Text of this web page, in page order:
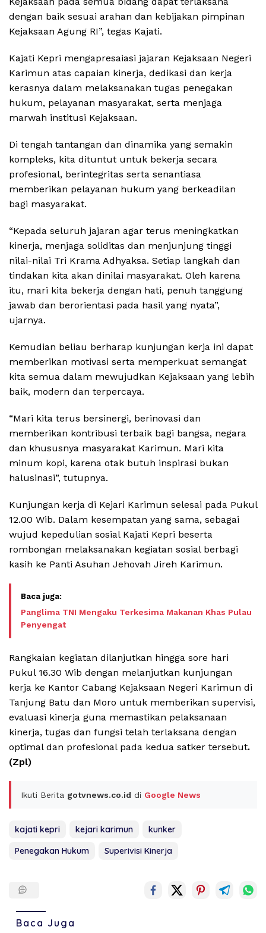
dengan baik sesuai arahan dan kebijakan pimpinan
Kejaksaan Agung RI”, tegas Kajati.
Kajati Kepri mengapresaiasi jajaran Kejaksaan Negeri
Karimun atas capaian kinerja, dedikasi dan kerja
kerasnya dalam melaksanakan tugas penegakan
hukum, pelayanan masyarakat, serta menjaga
marwah institusi Kejaksaan.
Di tengah tantangan dan dinamika yang semakin
kompleks, kita dituntut untuk bekerja secara
profesional, berintegritas serta senantiasa
memberikan pelayanan hukum yang berkeadilan
bagi masyarakat.
“Kepada seluruh jajaran agar terus meningkatkan
kinerja, menjaga soliditas dan menjunjung tinggi
nilai-nilai Tri Krama Adhyaksa. Setiap langkah dan
tindakan kita akan dinilai masyarakat. Oleh karena
itu, mari kita bekerja dengan hati, penuh tanggung
jawab dan berorientasi pada hasil yang nyata”,
ujarnya.
Kemudian beliau berharap kunjungan kerja ini dapat
memberikan motivasi serta memperkuat semangat
kita semua dalam mewujudkan Kejaksaan yang lebih
baik, modern dan terpercaya.
“Mari kita terus bersinergi, berinovasi dan
memberikan kontribusi terbaik bagi bangsa, negara
dan khususnya masyarakat Karimun. Mari kita
minum kopi, karena otak butuh inspirasi bukan
halusinasi”, tutupnya.
Kunjungan kerja di Kejari Karimun selesai pada Pukul
12.00 Wib. Dalam kesempatan yang sama, sebagai
wujud kepedulian sosial Kajati Kepri beserta
rombongan melaksanakan kegiatan sosial berbagi
kasih ke Panti Asuhan Jehovah Jireh Karimun.
Panglima TNI Mengaku Terkesima Makanan Khas Pulau
Penyengat
Rangkaian kegiatan dilanjutkan hingga sore hari
Pukul 16.30 Wib dengan melanjutkan kunjungan
kerja ke Kantor Cabang Kejaksaan Negeri Karimun di
Tanjung Batu dan Moro untuk memberikan supervisi,
evaluasi kinerja guna memastikan pelaksanaan
kinerja, tugas dan fungsi telah terlaksana dengan
optimal dan profesional pada kedua satker tersebut.
(Zpl)
Ikuti Berita gotvnews.co.id di Google News
kajati kepri kejari karimun
kunker
Penegakan Hukum
Superivisi Kinerja
Baca Juga